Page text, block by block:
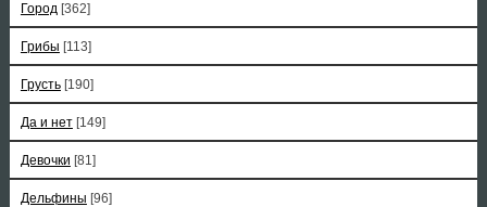
Город [362]
Грибы [113]
Грусть [190]
Да и нет [149]
Девочки [81]
Дельфины [96]